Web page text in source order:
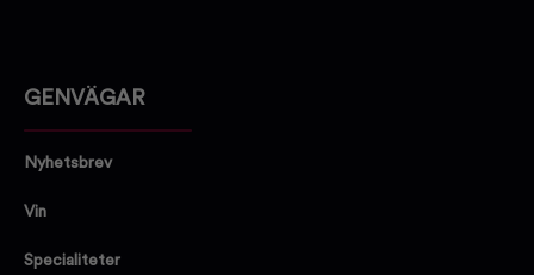
GENVÄGAR
Nyhetsbrev
Vin
Specialiteter